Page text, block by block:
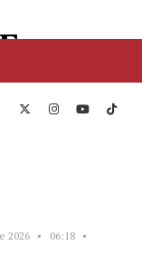
2026 • 06:18 •